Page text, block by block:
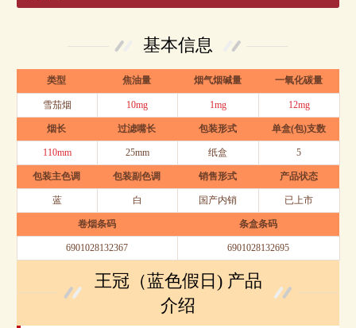
基本信息
类型 焦油量 烟气烟碱量 一氧化碳量
雪茄烟 10mg 1mg 12mg
烟长 过滤嘴长 包装形式 单盒(包)支数
110mm 25mm 纸盒 5
包装主色调 包装副色调 销售形式 产品状态
蓝 白 国产内销 已上市
卷烟条码 条盒条码
6901028132367 6901028132695
王冠（蓝色假日) 产品
介绍